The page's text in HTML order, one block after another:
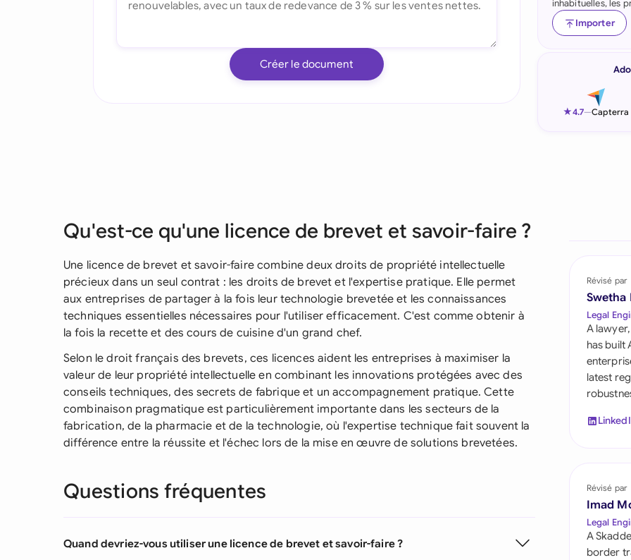
Indonesia
Malaysia
Saudi Arabia
South Africa
United Kingdom
United States
Créer le document
inhabituelles, les
Importer
★4.7—Capterra
Qu'est-ce qu'une licence de brevet et savoir-faire ?
Une licence de brevet et savoir-faire combine deux droits de propriété intellectuelle
précieux dans un seul contrat : les droits de brevet et l'expertise pratique. Elle permet
aux entreprises de partager à la fois leur technologie brevetée et les connaissances
techniques essentielles nécessaires pour l'utiliser efficacement. C'est comme obtenir à
la fois la recette et des cours de cuisine d'un grand chef.
Selon le droit français des brevets, ces licences aident les entreprises à maximiser la
valeur de leur propriété intellectuelle en combinant les innovations protégées avec des
conseils techniques, des secrets de fabrique et un accompagnement pratique. Cette
combinaison pragmatique est particulièrement importante dans les secteurs de la
fabrication, de la pharmacie et de la technologie, où l'expertise technique fait souvent la
différence entre la réussite et l'échec lors de la mise en œuvre de solutions brevetées.
Questions fréquentes
Quand devriez-vous utiliser une licence de brevet et savoir-faire ?
Révisé par
Swetha
Legal
A
has built
latest
Révisé par
Imad
Legal
A
border